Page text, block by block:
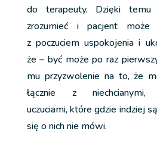
do terapeuty. Dzięki temu
zrozumieć i pacjent
z poczuciem uspokojenia i
że – być może po raz
mu przyzwolenie na to, że
łącznie z niechcianymi,
uczuciami, które gdzie indziej
się o nich nie mówi.